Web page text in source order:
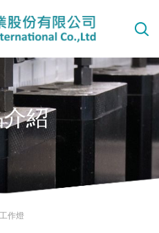
紹
工作燈